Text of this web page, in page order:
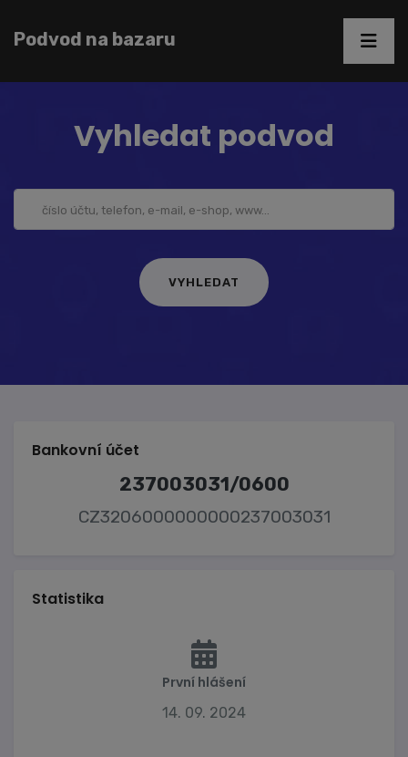
Podvod na bazaru
Vyhledat podvod
Bankovní účet
237003031/0600
CZ3206000000000237003031
Statistika
První hlášení
14. 09. 2024